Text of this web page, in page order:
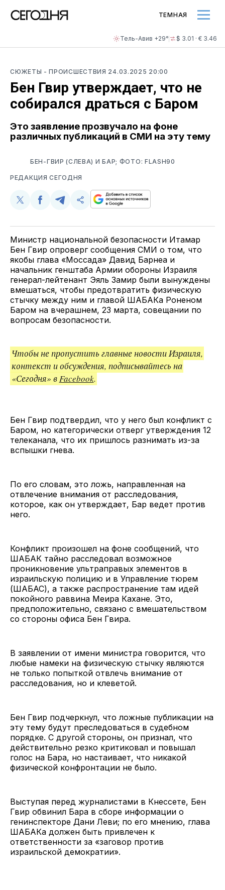
Тель-Авив +29° $ 3.01 · € 3.46
ТЕМНАЯ
СЮЖЕТЫ - ПРОИСШЕСТВИЯ 24.03.2025 20:00
Бен Гвир утверждает, что не
собирался драться с Баром
Это заявление прозвучало на фоне
различных публикаций в СМИ на эту тему
БЕН-ГВИР (СЛЕВА) И БАР; ФОТО: FLASH90
РЕДАКЦИЯ СЕГОДНЯ
Поделиться
Twitter
Поделиться
Facebook
Поделиться
Telegram
Скопируйте
поделитесь
ссылкой
Министр национальной безопасности Итамар
Бен Гвир опроверг сообщения СМИ о том, что
якобы глава «Моссада» Давид Барнеа и
начальник генштаба Армии обороны Израиля
генерал-лейтенант Эяль Замир были вынуждены
вмешаться, чтобы предотвратить физическую
стычку между ним и главой ШАБАКа Роненом
Баром на вчерашнем, 23 марта, совещании по
вопросам безопасности.
Чтобы не пропустить главные новости Израиля,
контекст и обсуждения, подписывайтесь на
«Сегодня» вFacebook.
Бен Гвир подтвердил, что у него был конфликт с
Баром, но категорически отверг утверждения 12
телеканала, что их пришлось разнимать из-за
вспышки гнева.
По его словам, это ложь, направленная на
отвлечение внимания от расследования,
которое, как он утверждает, Бар ведет против
него.
Конфликт произошел на фоне сообщений, что
ШАБАК тайно расследовал возможное
проникновение ультраправых элементов в
израильскую полицию и в Управление тюрем
(ШАБАС), а также распространение там идей
покойного раввина Меира Кахане. Это,
предположительно, связано с вмешательством
со стороны офиса Бен Гвира.
В заявлении от имени министра говорится, что
любые намеки на физическую стычку являются
не только попыткой отвлечь внимание от
расследования, но и клеветой.
Бен Гвир подчеркнул, что ложные публикации на
эту тему будут преследоваться в судебном
порядке. С другой стороны, он признал, что
действительно резко критиковал и повышал
голос на Бара, но настаивает, что никакой
физической конфронтации не было.
Выступая перед журналистами в Кнессете, Бен
Гвир обвинил Бара в сборе информации о
генинспекторе Дани Леви; по его мнению, глава
ШАБАКа должен быть привлечен к
ответственности за «заговор против
израильской демократии».